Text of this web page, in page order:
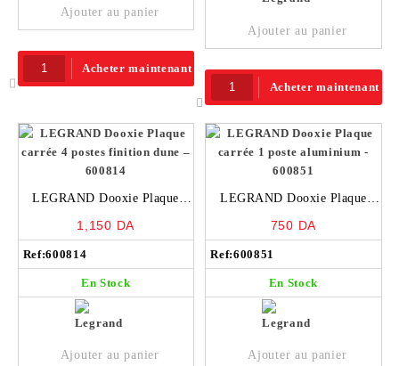
Ajouter au panier
Acheter maintenant
Ajouter au panier
Acheter maintenant
LEGRAND Dooxie Plaque
600814
1,150 DA
Ref:600814
En Stock
Ajouter au panier
LEGRAND Dooxie Plaque
750 DA
Ref:600851
En Stock
Ajouter au panier